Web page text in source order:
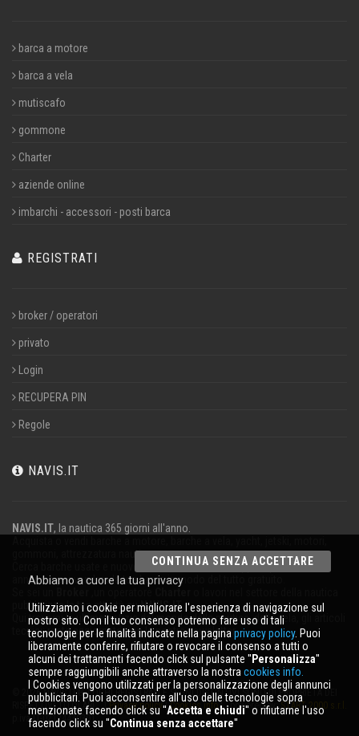
barca a motore
barca a vela
mutiscafo
gommone
Charter
aziende online
imbarchi - accessori - posti barca
REGISTRATI
broker / operatori
privato
Login
RECUPERA PIN
Regole
NAVIS.IT
NAVIS.IT, la nautica 365 giorni all'anno.
gommoni, attrezzatura nautica.
Cerca barche usate e nuove nel nostro database oppure pubblica un
annuncio per vendere la tua barca in modo del tutto gratuito.
pubblicizza la tua attività suNAVIS.IT
Qui troverai le ultime notizie dal mondo della nautica, della vela, gli articoli
tecnici; resta aggiornato con la nostra newsletter.
© 2026 NAVIS.IT® LOGHI REGISTRATI E SEGNI DISTINTIVI SONO DI PROPRIETÀ DEI
RISPETTIVI TITOLARI. |Privacy policy |Cookies info| powered by:START 2000 s.r.l.
p.iva IT-02134430301
CONTINUA SENZA ACCETTARE
Abbiamo a cuore la tua privacy
Utilizziamo i cookie per migliorare l'esperienza di navigazione sul
nostro sito. Con il tuo consenso potremo fare uso di tali
tecnologie per le finalità indicate nella pagina privacy policy. Puoi
liberamente conferire, rifiutare o revocare il consenso a tutti o
alcuni dei trattamenti facendo click sul pulsante '' Personalizza''
sempre raggiungibili anche attraverso la nostra cookies info.
I Cookies vengono utilizzati per la personalizzazione degli annunci
pubblicitari. Puoi acconsentire all'uso delle tecnologie sopra
menzionate facendo click su ''Accetta e chiudi'' o rifiutarne l'uso
facendo click su ''Continua senza accettare''